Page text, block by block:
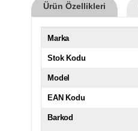
Ürün Özellikleri
Marka
Stok Kodu
Model
EAN Kodu
Barkod